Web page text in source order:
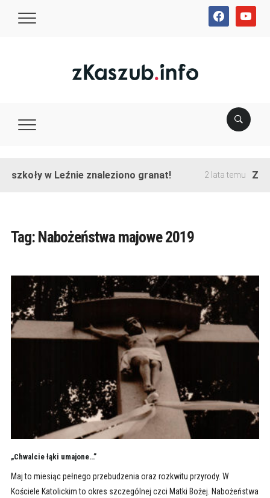
facebookyoutube
szkoły w Leźnie znaleziono granat! 2 lata temu
Tag: Nabożeństwa majowe 2019
„Chwalcie łąki umajone…”
Maj to miesiąc pełnego przebudzenia oraz rozkwitu przyrody. W
Kościele Katolickim to okres szczególnej czci Matki Bożej. Nabożeństwa